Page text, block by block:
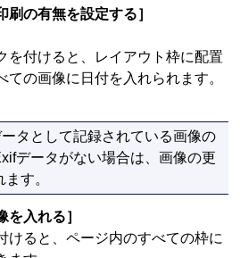
刷の有無を設定する］
を付けると、レイアウト枠に配置
ての画像に日付を入れられます。
タとして記録されている画像の
データがない場合は、画像の更
す。
を入れる］
けると、ページ内のすべての枠に